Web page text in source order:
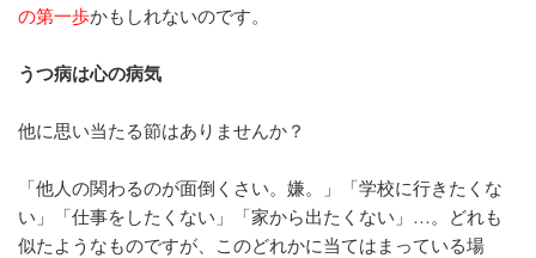
の第一歩かもしれないのです。
うつ病は心の病気
他に思い当たる節はありませんか？
「他人の関わるのが面倒くさい。嫌。」「学校に行きたくな
い」「仕事をしたくない」「家から出たくない」…。どれも
似たようなものですが、このどれかに当てはまっている場